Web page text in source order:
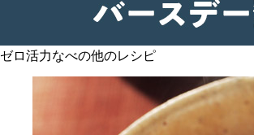
ゼロ活力なべの他のレシピ